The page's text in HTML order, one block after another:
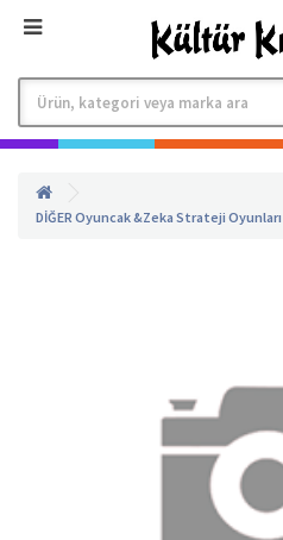
DİĞER Oyuncak &Zeka Strateji Oyunları